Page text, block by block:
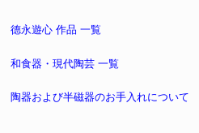
德永遊心 作品 一覧
和食器・現代陶芸 一覧
陶器および半磁器のお手入れについて